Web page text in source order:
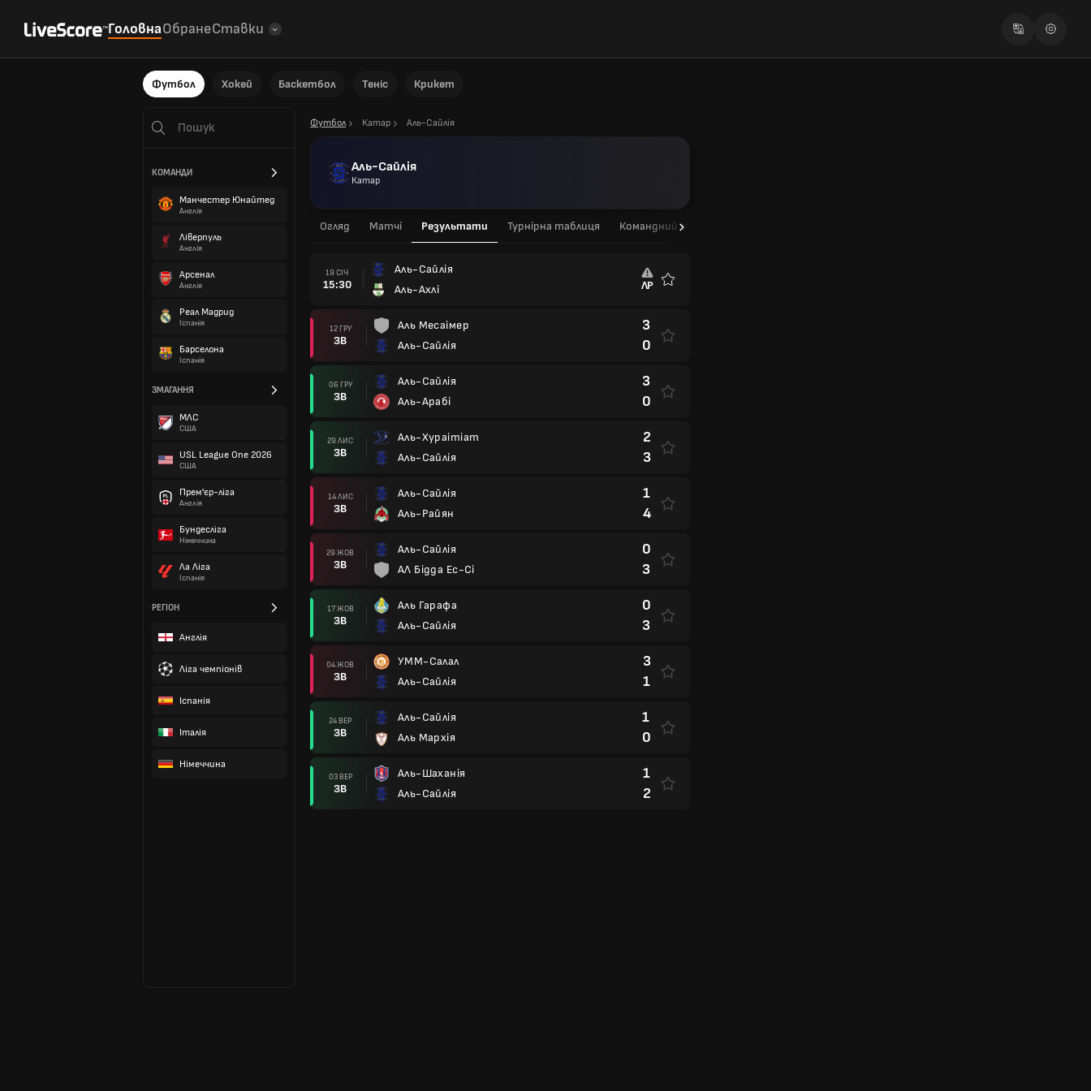
ГоловнаОбранеСтавки
Футбол Хокей Баскетбол Теніс Крикет
КОМАНДИ
Манчестер Юнайтед
Англія
Ліверпуль
Англія
Арсенал
Англія
Реал Мадрид
Іспанія
Барселона
Іспанія
ЗМАГАННЯ
МЛС
США
USL League One 2026
США
Прем'єр-ліга
Англія
Бундесліга
Німеччина
Ла Ліга
Іспанія
РЕГІОН
Англія
Ліга чемпіонів
Іспанія
Італія
Німеччина
Футбол Катар Аль-Сайлія
Аль-Сайлія
Катар
Огляд Матчі Результати Турнірна таблиця Командний склад
19 СІЧ
15:30
Аль-Сайлія
Аль-Ахлі
ЛР
12 ГРУ
ЗВ
Аль Месаімер
Аль-Сайлія
3
0
06 ГРУ
ЗВ
Аль-Сайлія
Аль-Арабі
3
0
29 ЛИС
ЗВ
Аль-Хураітіат
Аль-Сайлія
2
3
14 ЛИС
ЗВ
Аль-Сайлія
Аль-Райян
1
4
29 ЖОВ
ЗВ
Аль-Сайлія
АЛ Бідда Ес-Сі
0
3
17 ЖОВ
ЗВ
Аль Гарафа
Аль-Сайлія
0
3
04 ЖОВ
ЗВ
УММ-Салал
Аль-Сайлія
3
1
24 ВЕР
ЗВ
Аль-Сайлія
Аль Мархія
1
0
03 ВЕР
ЗВ
Аль-Шаханія
Аль-Сайлія
1
2